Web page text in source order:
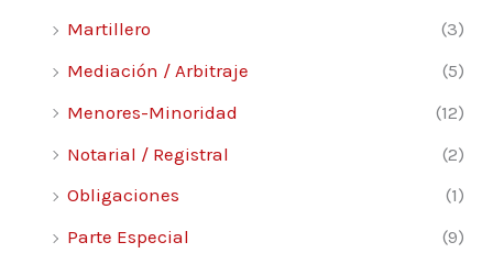
Martillero
(3)
Mediación / Arbitraje
(5)
Menores-Minoridad
(12)
Notarial / Registral
(2)
Obligaciones
(1)
Parte Especial
(9)